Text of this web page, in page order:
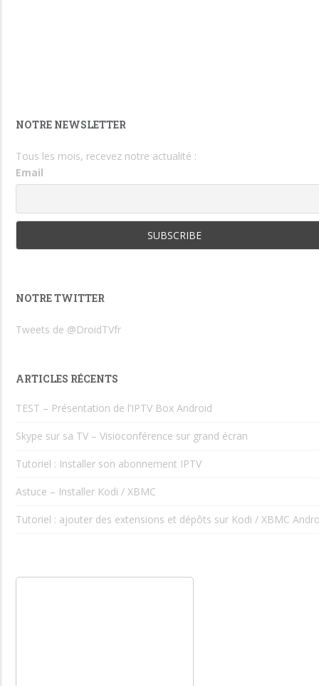
NOTRE NEWSLETTER
Tous les mois, recevez notre actualité :
Email
NOTRE TWITTER
Tweets de @DroidTVfr
ARTICLES RÉCENTS
TEST – Présentation de l’IPTV Box Android
Skype sur sa TV – Visioconférence sur grand écran
Tutoriel : Installer son abonnement IPTV
Astuce – Installer Kodi / XBMC
Tutoriel : ajouter des extensions et dépôts sur Kodi / XBMC